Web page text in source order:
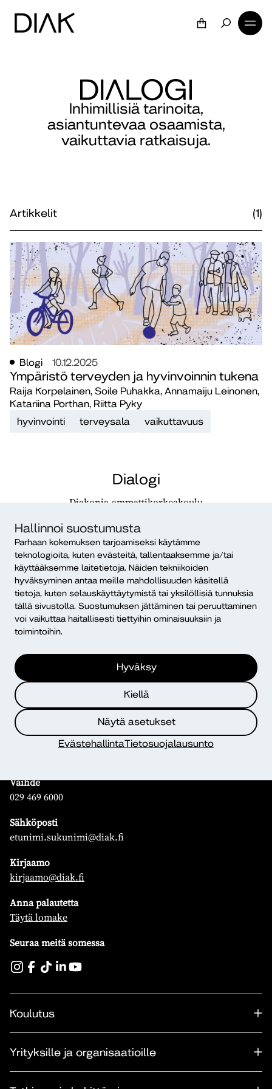
Hallinnoi suostumusta
Parhaan kokemuksen tarjoamiseksi käytämme
teknologioita, kuten evästeitä, tallentaaksemme ja/tai
käyttääksemme laitetietoja. Näiden tekniikoiden
hyväksyminen antaa meille mahdollisuuden käsitellä
tietoja, kuten selauskäyttäytymistä tai yksilöllisiä tunnuksia
tällä sivustolla. Suostumuksen jättäminen tai peruuttaminen
voi vaikuttaa haitallisesti tiettyihin ominaisuuksiin ja
toimintoihin.
Hyväksy
Kiellä
Näytä asetukset
EvästehallintaTietosuojalausunto
Inhimillisiä tarinoita,
asiantuntevaa osaamista,
vaikuttavia ratkaisuja.
Artikkelit (1)
Blogi 10.12.2025
Ympäristö terveyden ja hyvinvoinnin tukena
Raija Korpelainen, Soile Puhakka, Annamaiju Leinonen,
Katariina Porthan, Riitta Pyky
hyvinvointi
terveysala vaikuttavuus
Dialogi
Diakonia-ammattikorkeakoulu
ISSN 2490-0117
Mikä Dialogi?
Yhteystiedot
Diakonia–ammattikorkeakoulu
PL 12, 00511 Helsinki
Yhteystiedot
Kampusten yhteystiedot
Vaihde
029 469 6000
Sähköposti
etunimi.sukunimi@diak.fi
Kirjaamo
kirjaamo@diak.fi
Anna palautetta
Täytä lomake
Seuraa meitä somessa
Koulutus
Yrityksille ja organisaatioille